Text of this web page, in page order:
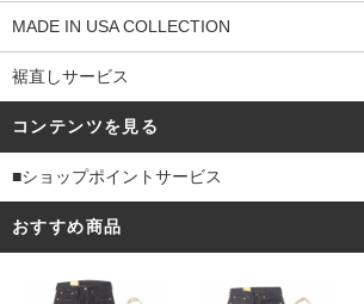
MADE IN USA COLLECTION
裾直しサービス
コンテンツを見る
■ショップポイントサービス
おすすめ商品